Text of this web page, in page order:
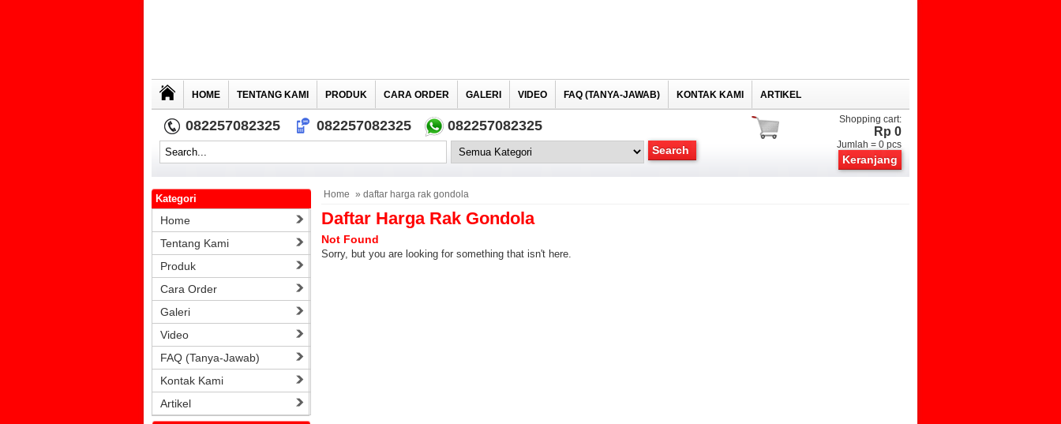
HOME TENTANG KAMI PRODUK CARA ORDER GALERI VIDEO FAQ (TANYA-JAWAB) KONTAK KAMI ARTIKEL
Shopping cart:
Rp 0
Jumlah = 0 pcs
Keranjang
082257082325 082257082325 082257082325
Home » daftar harga rak gondola
Daftar Harga Rak Gondola
Not Found
Sorry, but you are looking for something that isn't here.
Kategori
Home
Tentang Kami
Produk
Cara Order
Galeri
Video
FAQ (Tanya-Jawab)
Kontak Kami
Artikel